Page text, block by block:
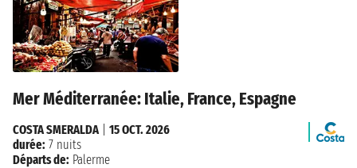
Mer Méditerranée: Italie, France, Espagne
COSTA SMERALDA| 15 OCT. 2026
durée: 7 nuits
Départs de: Palerme